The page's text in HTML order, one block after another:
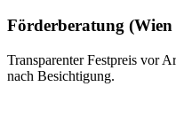
Förderberatung
Transparenter Festpreis vor
nach Besichtigung.